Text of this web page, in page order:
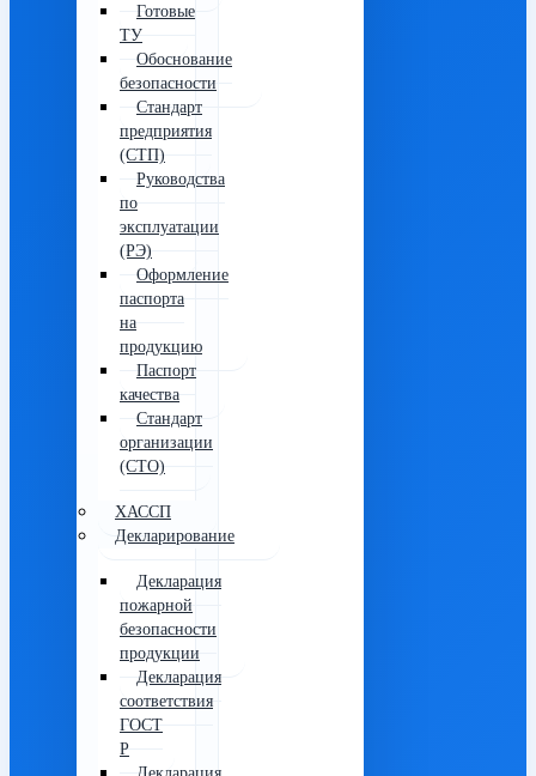
Готовые
ТУ
Обоснование
безопасности
Стандарт
предприятия
(СТП)
Руководства
по
эксплуатации
(РЭ)
Оформление
паспорта
на
продукцию
Паспорт
качества
Стандарт
организации
(СТО)
ХАССП
Декларирование
Декларация
пожарной
безопасности
продукции
Декларация
соответствия
ГОСТ
Р